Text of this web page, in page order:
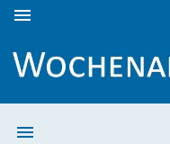
menu
menu